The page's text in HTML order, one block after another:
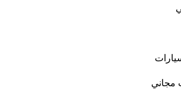
مجاني